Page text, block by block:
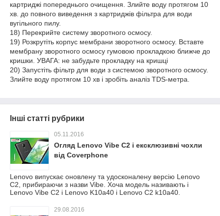
картриджі попереднього очищення. Злийте воду протягом 10
хв. до повного виведення з картриджів фільтра для води
вугільного пилу.
18) Перекрийте систему зворотного осмосу.
19) Розкрутіть корпус мембрани зворотного осмосу. Вставте
мембрану зворотного осмосу гумовою прокладкою ближче до
кришки. УВАГА: не забудьте прокладку на кришці
20) Запустіть фільтр для води з системою зворотного осмосу.
Злийте воду протягом 10 хв і зробіть аналіз TDS-метра.
Інші статті рубрики
05.11.2016
Огляд Lenovo Vibe C2 і ексклюзивні чохли
від Coverphone
Lenovo випускає оновлену та удосконалену версію Lenovo
C2, прибираючи з назви Vibe. Хоча модель називають і
Lenovo Vibe C2 і Lenovo K10a40 і Lenovo C2 k10a40.
29.08.2016